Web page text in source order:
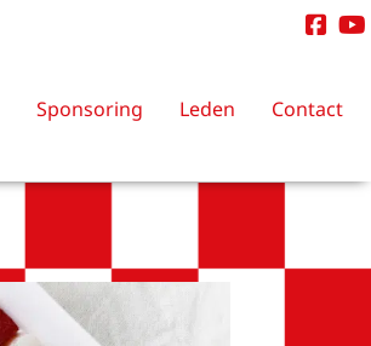
Sponsoring Leden Contact